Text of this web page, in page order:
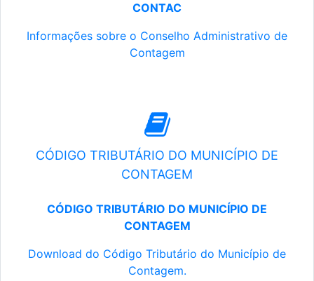
CONTAC
Informações sobre o Conselho Administrativo de
Contagem
CÓDIGO TRIBUTÁRIO DO MUNICÍPIO DE
CONTAGEM
CÓDIGO TRIBUTÁRIO DO MUNICÍPIO DE
CONTAGEM
Download do Código Tributário do Município de
Contagem.